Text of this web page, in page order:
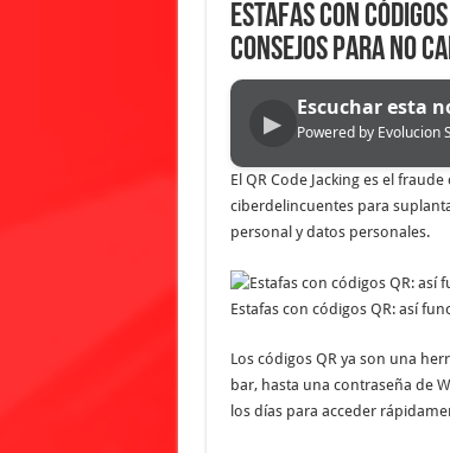
Estafas con
consejos para no
▶
Escuchar esta
Powered by Evolucion
El QR Code Jacking es el
ciberdelincuentes para
personal y datos personales.
Estafas con códigos QR: así
Los códigos QR ya son una
bar, hasta una contraseña de
los días para acceder